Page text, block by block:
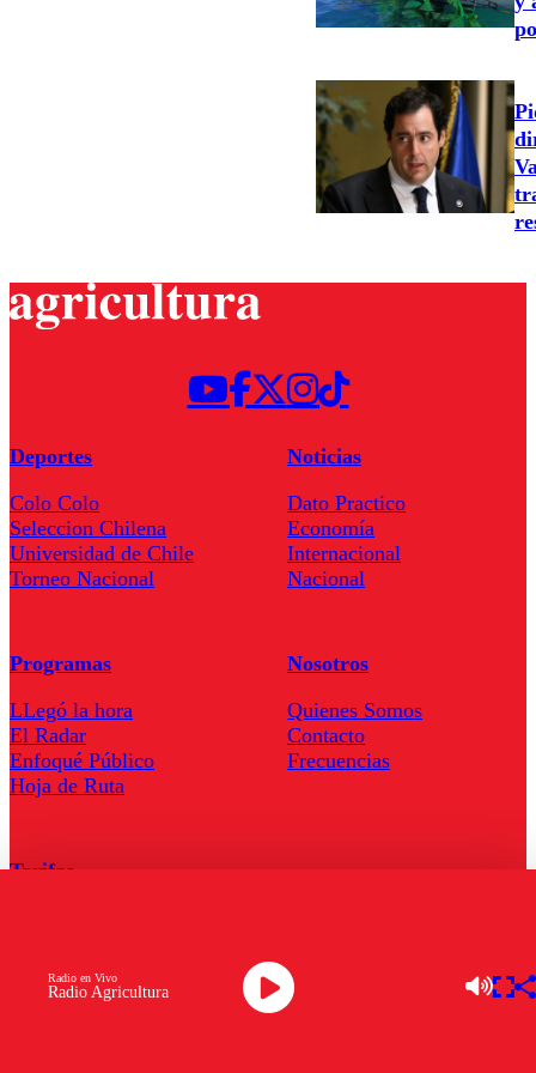
Radio Agricultura
Radio en Vivo
Deportes
Colo Colo
Seleccion Chilena
Universidad de Chile
Torneo Nacional
Noticias
Dato Practico
Economía
Internacional
Nacional
Programas
LLegó la hora
El Radar
Enfoqué Público
Hoja de Ruta
Nosotros
Quienes Somos
Contacto
Frecuencias
Tarifas